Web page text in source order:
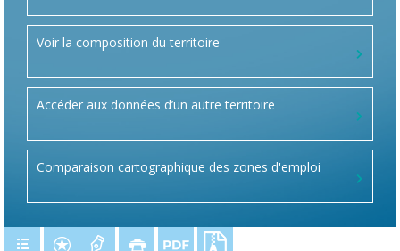
Voir la composition du territoire
Accéder aux données d’un autre territoire
Comparaison cartographique des zones d'emploi